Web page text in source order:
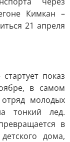
Кимкан –
21 апреля
показ
в самом
молодых
тонкий лед.
в
дома,